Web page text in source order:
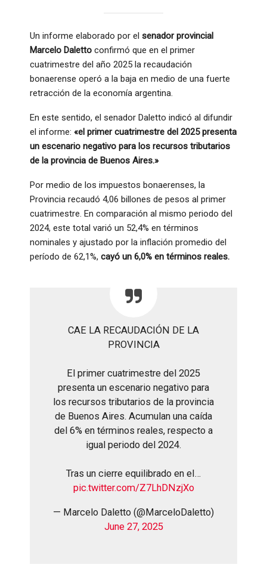
Un informe elaborado por el senador provincial
Marcelo Daletto confirmó que en el primer
cuatrimestre del año 2025 la recaudación
bonaerense operó a la baja en medio de una fuerte
retracción de la economía argentina.
En este sentido, el senador Daletto indicó al difundir
el informe: «el primer cuatrimestre del 2025 presenta
un escenario negativo para los recursos tributarios
de la provincia de Buenos Aires.»
Por medio de los impuestos bonaerenses, la
Provincia recaudó 4,06 billones de pesos al primer
cuatrimestre. En comparación al mismo periodo del
2024, este total varió un 52,4% en términos
nominales y ajustado por la inflación promedio del
período de 62,1%, cayó un 6,0% en términos reales.
CAE LA RECAUDACIÓN DE LA
PROVINCIA
El primer cuatrimestre del 2025
presenta un escenario negativo para
los recursos tributarios de la provincia
de Buenos Aires. Acumulan una caída
del 6% en términos reales, respecto a
igual periodo del 2024.
Tras un cierre equilibrado en el…
pic.twitter.com/Z7LhDNzjXo
— Marcelo Daletto (@MarceloDaletto)
June 27, 2025